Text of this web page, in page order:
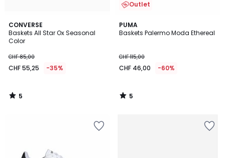
CONVERSE
Baskets All Star Ox Seasonal
Color
CHF 85,00
CHF 55,25 -35%
5
/
5
5
/
Outlet
PUMA
Baskets Palermo Moda Ethereal
CHF 115,00
CHF 46,00 -60%
5
/
5
/